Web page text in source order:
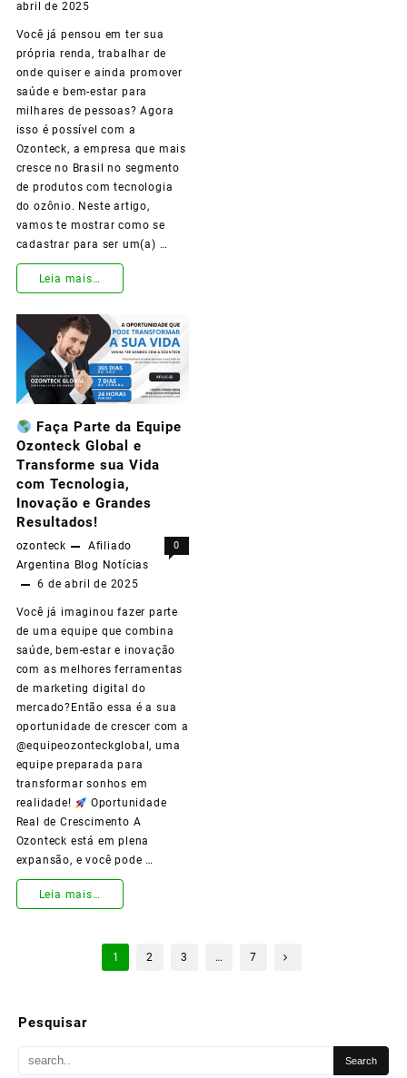
Sua
Vida
com
Produtos
que
Realmente
Fazem
Diferença!
abril de 2025
Você já pensou em ter sua
própria renda, trabalhar de
onde quiser e ainda promover
saúde e bem-estar para
milhares de pessoas? Agora
isso é possível com a
Ozonteck, a empresa que mais
cresce no Brasil no segmento
de produtos com tecnologia
do ozônio. Neste artigo,
vamos te mostrar como se
cadastrar para ser um(a) …
Tornar
Revendedor
Ozonteck
e
Mudar
de
Vida
com
Produtos
Ozonizados
Leia mais…
Faça Parte da Equipe
Ozonteck Global e
Transforme sua Vida
com Tecnologia,
Inovação e Grandes
Resultados!
ozonteck
Afiliado
Argentina Blog Notícias
6 de abril de 2025
0
Você já imaginou fazer parte
de uma equipe que combina
saúde, bem-estar e inovação
com as melhores ferramentas
de marketing digital do
mercado?Então essa é a sua
oportunidade de crescer com a
@equipeozonteckglobal, uma
equipe preparada para
transformar sonhos em
realidade!
Oportunidade
Real de Crescimento A
Ozonteck está em plena
expansão, e você pode …
Leia mais…
1 2 3 … 7
Pesquisar